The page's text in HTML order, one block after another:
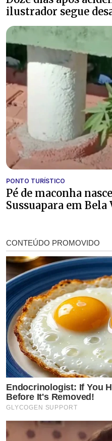
ilustrador segue
PONTO TURÍSTICO
Pé de maconha
Sussuapara em Bela